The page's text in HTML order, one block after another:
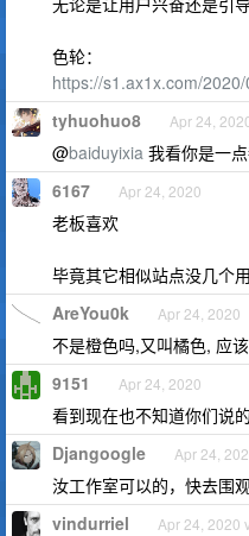
色轮：
https://s1.ax1x.com/
tyhuohuo8 Apr 24,
@baiduyixia 我看你是一
6167 Apr 24, 2020
老板喜欢
毕竟其它相似站点没几个
AreYou0k Apr 24, 2020
不是橙色吗,又叫橘色, 应
9151 Apr 24, 2020
看到现在也不知道你们说
Djangoogle Apr 24,
汝工作室可以的，快去围
vindurriel Apr 24, 2020